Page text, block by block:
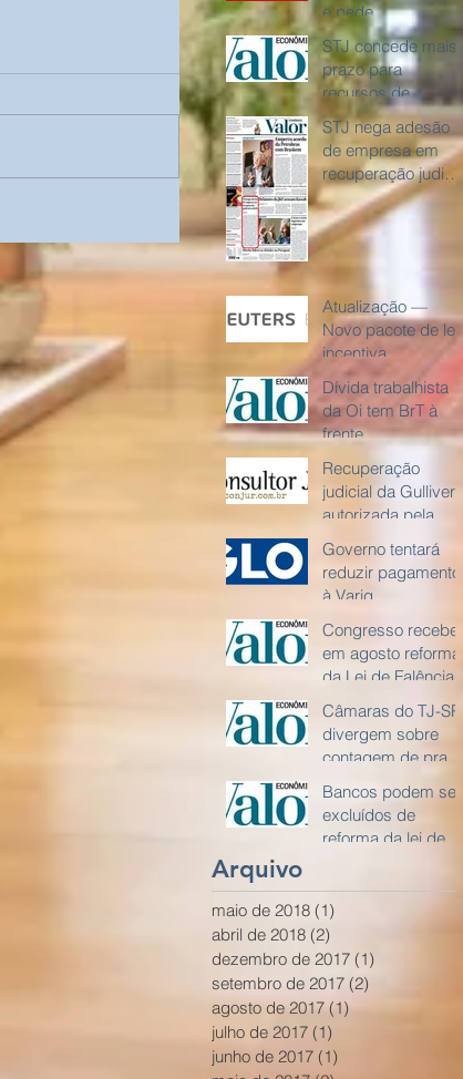
e pede
'racionalidade' à
Justiça em
recuperação judicial
STJ concede mais
prazo para
recursos de
credores em
processos de
falência
STJ nega adesão
de empresa em
recuperação judicial
ao Refis
Atualização —
Novo pacote de
incentiva
empréstimos a
empresas e
instituições
financeiras em dif
Dívida trabalhista
da Oi tem BrT à
frente
Recuperação
judicial da Gulliver é
autorizada pela
Justiça de São
Paulo
Governo tentará
reduzir pagamento
à Varig
Congresso recebe
em agosto reforma
da Lei de Falências
Câmaras do TJ-SP
divergem sobre
contagem de prazo
em recuperação
Bancos podem ser
excluídos de
reforma da lei de
Arquivo
maio de 2018 (1)
abril de 2018 (2)
dezembro de 2017 (1)
setembro de 2017 (2)
agosto de 2017 (1)1 post
julho de 2017 (1)
junho de 2017 (1)